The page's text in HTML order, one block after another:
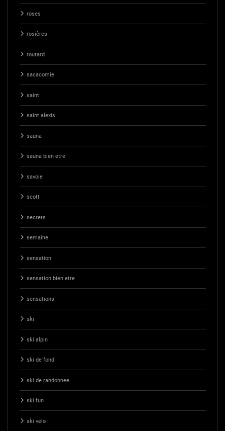
roses
rosières
routard
sacacomie
saint
saint alexis
sauna
sauna bien etre
savoie
scott
secrets
semaine
sensation
sensation bien etre
sensations
ski
ski alpin
ski de fond
ski de randonnee
ski fun
ski velo